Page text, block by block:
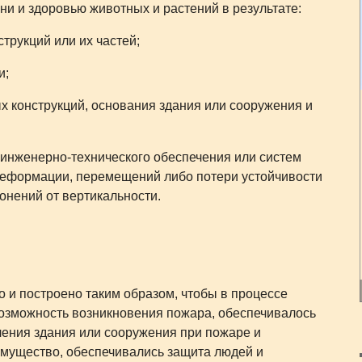
и здоровью животных и растений в результате:
или их частей;
основания здания или сооружения и
технического обеспечения или систем
перемещений либо потери устойчивости
от вертикальности.
построено таким образом, чтобы в процессе
возникновения пожара, обеспечивалось
здания или сооружения при пожаре и
обеспечивались защита людей и